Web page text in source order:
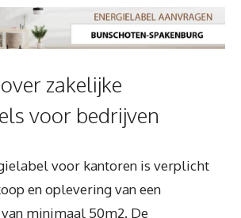
zakelijke
voor bedrijven
voor kantoren is verplicht
en oplevering van een
minimaal 50m2. De